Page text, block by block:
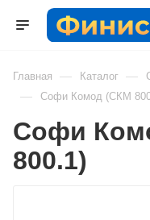
Главная — Каталог —
— Софи Комод (СКМ
Софи
800.1)